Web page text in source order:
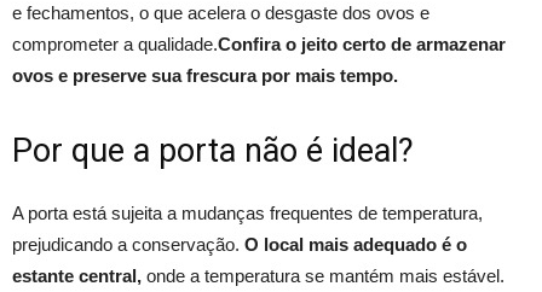
e fechamentos, o que acelera o desgaste dos ovos e
comprometer a qualidade.Confira o jeito certo de armazenar
ovos e preserve sua frescura por mais tempo.
Por que a porta não é ideal?
A porta está sujeita a mudanças frequentes de temperatura,
prejudicando a conservação. O local mais adequado é o
estante central, onde a temperatura se mantém mais estável.